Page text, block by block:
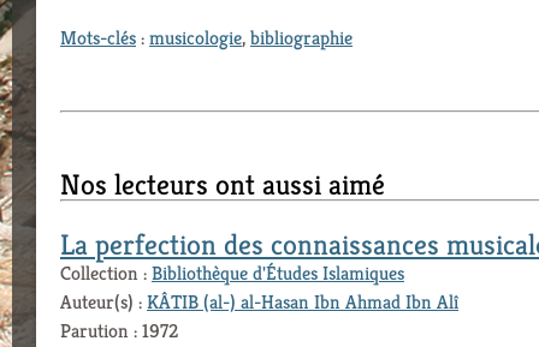
Mots-clés:musicologie,bibliographie
Nos lecteurs ont aussi aimé
La perfection des connaissances
Collection :Bibliothèque d'Études Islamiques
Auteur(s) :KÂTIB (al-) al-Hasan Ibn Ahmad Ibn Alî
Parution : 1972